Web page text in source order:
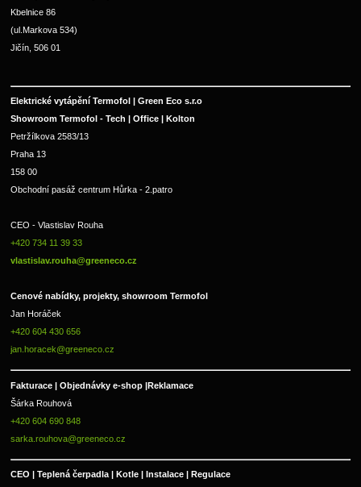
Kbelnice 86
(ul.Markova 534)
Jičín, 506 01
Elektrické vytápění Termofol | Green Eco s.r.o
Showroom Termofol - Tech | Office | Kolton
Petržílkova 2583/13
Praha 13
158 00
Obchodní pasáž centrum Hůrka - 2.patro
CEO - Vlastislav Rouha
+420 734 11 39 33
vlastislav.rouha@greeneco.cz
Cenové nabídky, projekty, showroom Termofol
Jan Horáček
+420 604 430 656
jan.horacek@greeneco.cz
Fakturace | Objednávky e-shop |Reklamace
Šárka Rouhová
+420 604 690 848
sarka.rouhova@greeneco.cz
CEO | Teplená čerpadla | Kotle | Instalace | Regulace